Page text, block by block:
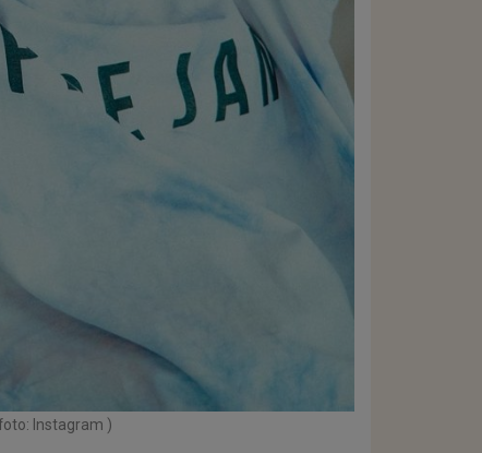
Instagram )